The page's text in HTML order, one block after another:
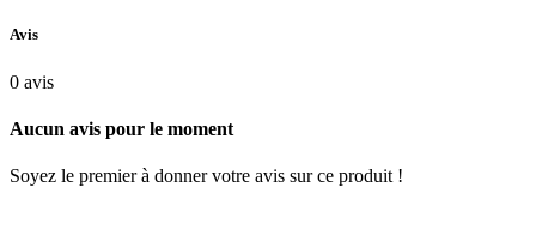
Avis
0 avis
Aucun avis pour le moment
Soyez le premier à donner votre avis sur ce produit !